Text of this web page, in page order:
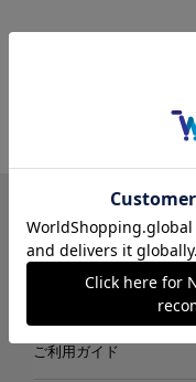
LINE Instagram
ご利用ガイド